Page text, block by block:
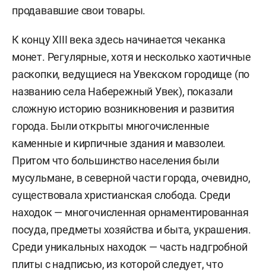
продававшие свои товары.
К концу XIII века здесь начинается чеканка
монет. Регулярные, хотя и несколько хаотичные
раскопки, ведущиеся на Увекском городище (по
названию села Набережный Увек), показали
сложную историю возникновения и развития
города. Были открыты многочисленные
каменные и кирпичные здания и мавзолеи.
Притом что большинство населения были
мусульмане, в северной части города, очевидно,
существовала христианская слобода. Среди
находок — многочисленная орнаментированная
посуда, предметы хозяйства и быта, украшения.
Среди уникальных находок — часть надгробной
плиты с надписью, из которой следует, что